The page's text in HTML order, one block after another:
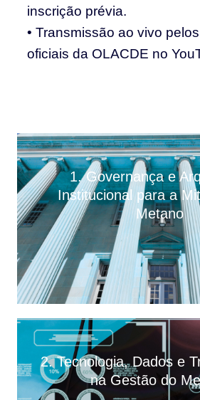
inscrição prévia.
• Transmissão ao vivo
oficiais da OLACDE no
1. Governança e
Institucional para a
Metano
2. Tecnologia, Dados e
na Gestão do